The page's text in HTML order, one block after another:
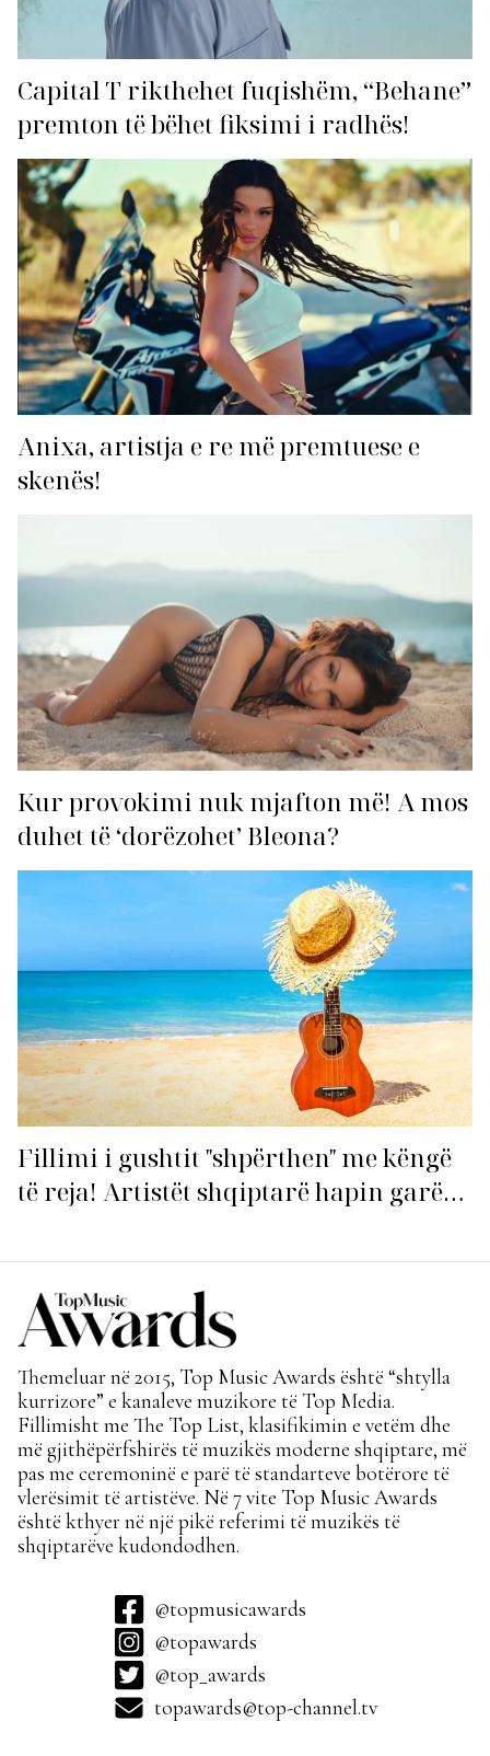
Capital T rikthehet fuqishëm, “Behane”
premton të bëhet fiksimi i radhës!
Anixa, artistja e re më premtuese e
skenës!
Kur provokimi nuk mjafton më! A mos
duhet të ‘dorëzohet’ Bleona?
Fillimi i gushtit "shpërthen" me këngë
të reja! Artistët shqiptarë hapin garën
Themeluar në 2015, Top Music Awards është “shtylla
kurrizore” e kanaleve muzikore të Top Media.
Fillimisht me The Top List, klasifikimin e vetëm dhe
më gjithëpërfshirës të muzikës moderne shqiptare, më
pas me ceremoninë e parë të standarteve botërore të
vlerësimit të artistëve. Në 7 vite Top Music Awards
është kthyer në një pikë referimi të muzikës të
shqiptarëve kudondodhen.
@topmusicawards
@topawards
@top_awards
topawards@top-channel.tv